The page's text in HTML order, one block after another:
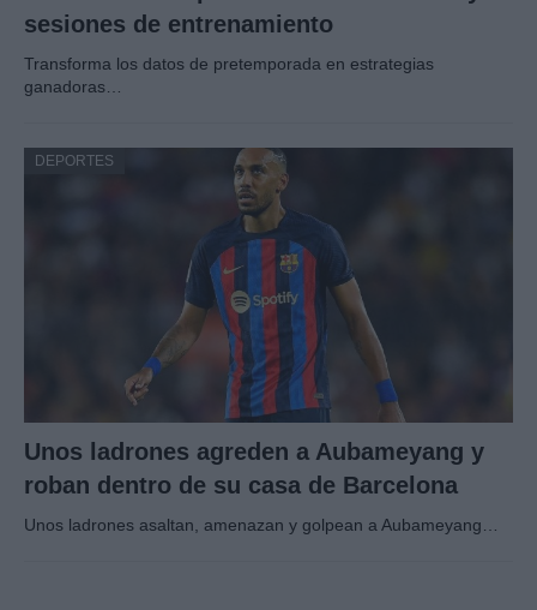
sesiones de entrenamiento
Transforma los datos de pretemporada en estrategias
ganadoras…
DEPORTES
Unos ladrones agreden a Aubameyang y
roban dentro de su casa de Barcelona
Unos ladrones asaltan, amenazan y golpean a Aubameyang…